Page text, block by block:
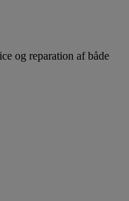
og reparation af både